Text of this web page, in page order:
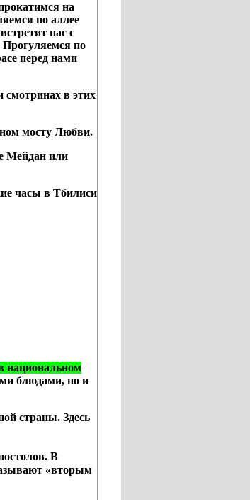
на
по аллее
нас с
по
перед нами
смотринах в этих
мосту Любви.
Мейдан или
часы в Тбилиси
национальном
блюдами, но и
страны. Здесь
В
«вторым